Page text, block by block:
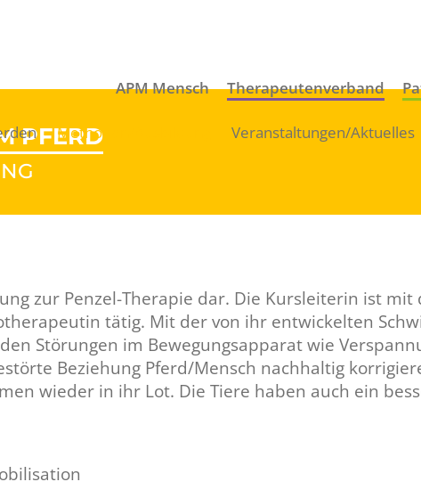
APM Mensch Therapeutenverband
Methoden/Ausbildung Veranstaltungen/Aktuelles
PFERD
zur Penzel-Therapie dar. Die Kursleiterin ist mit
tätig. Mit der von ihr entwickelten
Störungen im Bewegungsapparat wie
Beziehung Pferd/Mensch nachhaltig
wieder in ihr Lot. Die Tiere haben auch ein